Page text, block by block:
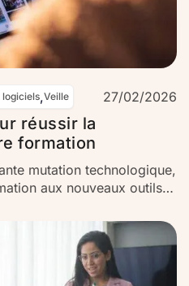
logiciels,Veille 27/02/2026
réussir la
formation
mutation technologique,
aux nouveaux outils
personnel, la
la manière dont le
Importance de la